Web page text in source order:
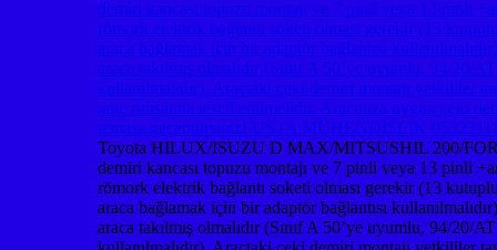
Toyota HILUX/ISUZU D MAX/MITSUSHIL 200/
demiri kancası topuzu montajı ve 7 pinli veya 13 pinli
römork elektrik bağlantı soketi olması gerekir (13
araca bağlamak için bir adaptör bağlantısı
araca takılmış olmalıdır (Sınıf A 50’ye uyumlu, 94/20/